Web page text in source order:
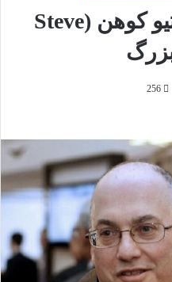
بیوگرافی کامل استیو کوهن (Steve
256